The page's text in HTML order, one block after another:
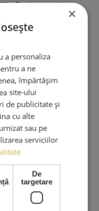
Produse premium,
SRL
nr. 5
2023
×
a personaliza
a ne
împărtășim
site-ului
de publicitate și
cu alte
sau pe
serviciilor
De
targetare